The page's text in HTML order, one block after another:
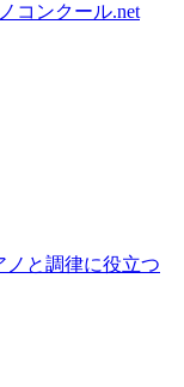
コンクール.net
ノと調律に役立つ